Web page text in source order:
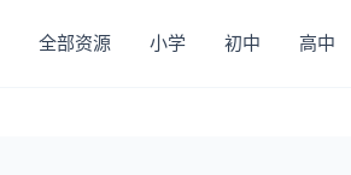
全部资源 小学 初中 高中